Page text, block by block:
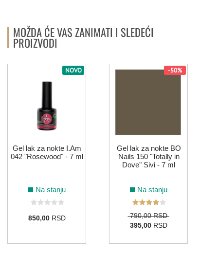
MOŽDA ĆE VAS ZANIMATI I SLEDEĆI
PROIZVODI
NOVO
Gel lak za nokte I.Am
042 "Rosewood" - 7 ml
Na stanju
850,00RSD
-50%
Gel lak za nokte BO
Nails 150 "Totally in
Dove" Sivi - 7 ml
Na stanju
790,00 RSD
395,00RSD